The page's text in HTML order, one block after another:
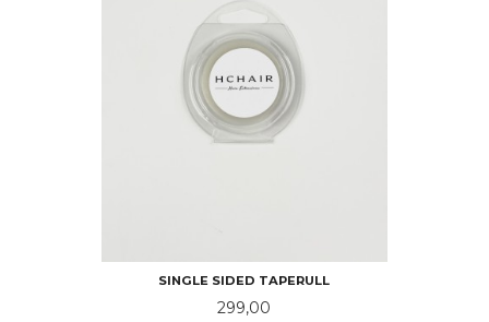
SINGLE SIDED TAPERULL
Pris
299,00